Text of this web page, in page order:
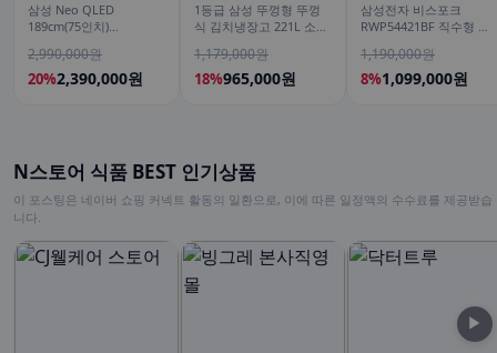
삼성 Neo QLED
189cm(75인치)
TV
2,990,000원
20%2,390,000원
1등급 삼성 뚜껑형 뚜껑
식 김치냉장고 221L 소형
버 RP22C3111Z1
1,179,000원
18%965,000원
삼성전자 비스포크
RWP54421BF 직수형 냉
언더싱크 화이트
1,190,000원
8%1,099,000원
N스토어 식품 BEST 인기상품
이 포스팅은 네이버 쇼핑 커넥트 활동의 일환으로, 이에 따른 일정액의 수수료를 제공받습
니다.
▶